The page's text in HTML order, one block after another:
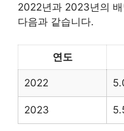
2022년과 2023년의
다음과 같습니다.
연도
2022
2023